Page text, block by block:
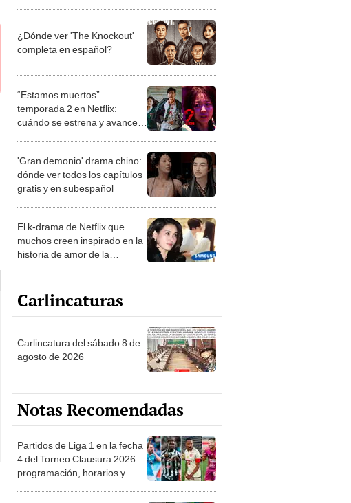
¿Dónde ver 'The Knockout'
completa en español?
“Estamos muertos”
temporada 2 en Netflix:
cuándo se estrena y avances
'Gran demonio' drama chino:
dónde ver todos los capítulos
gratis y en subespañol
El k-drama de Netflix que
muchos creen inspirado en la
historia de amor de la
Carlincaturas
Carlincatura del sábado 8 de
agosto de 2026
Notas Recomendadas
Partidos de Liga 1 en la fecha
4 del Torneo Clausura 2026:
programación, horarios y